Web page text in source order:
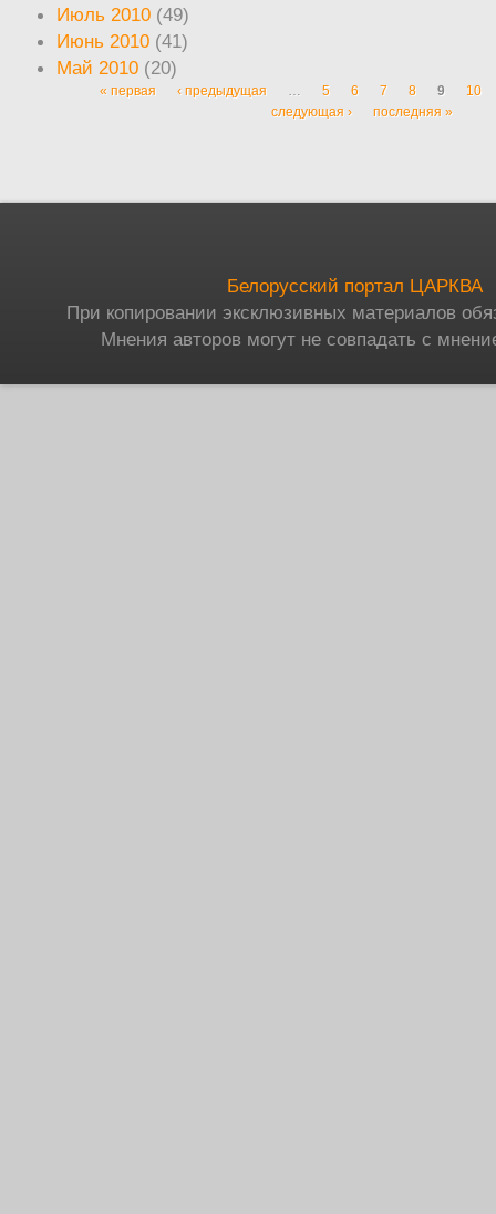
Июль 2010 (49)
Июнь 2010 (41)
Май 2010 (20)
Страницы
« первая ‹ предыдущая … 5 6 7 8 9
10
следующая ›
последняя »
Белорусский портал ЦАРКВА
При копировании эксклюзивных материалов
Мнения авторов могут не совпадать с